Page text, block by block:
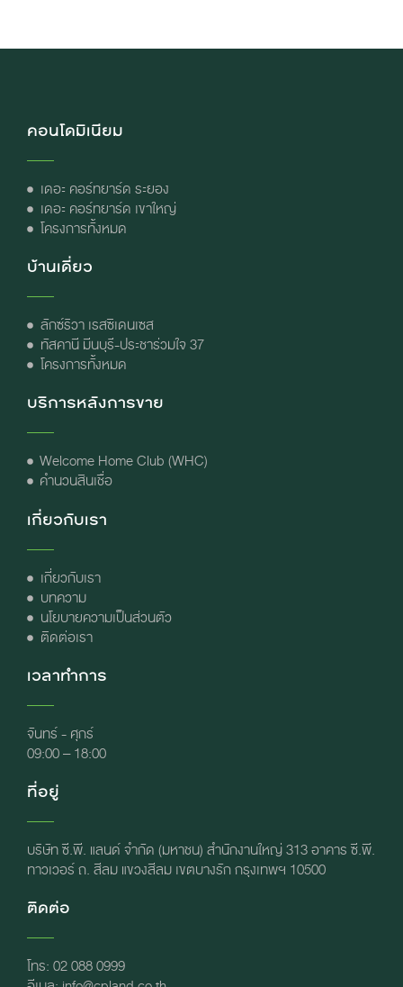
คอนโดมิเนียม
เดอะ คอร์ทยาร์ด ระยอง
เดอะ คอร์ทยาร์ด เขาใหญ่
โครงการทั้งหมด
บ้านเดี่ยว
ลักซ์ริวา เรสซิเดนเซส
ทัสคานี มีนบุรี-ประชาร่วมใจ 37
โครงการทั้งหมด
บริการหลังการขาย
Welcome Home Club (WHC)
คำนวนสินเชื่อ
เกี่ยวกับเรา
เกี่ยวกับเรา
บทความ
นโยบายความเป็นส่วนตัว
ติดต่อเรา
เวลาทำการ
จันทร์ - ศุกร์
09:00 – 18:00
ที่อยู่
บริษัท ซี.พี. แลนด์ จำกัด (มหาชน) สำนักงานใหญ่ 313 อาคาร ซี.พี.
ทาวเวอร์ ถ. สีลม แขวงสีลม เขตบางรัก กรุงเทพฯ 10500
ติดต่อ
โทร: 02 088 0999